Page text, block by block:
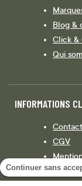
Continuer sans
Blog &
Click
Qui
INFORMATIONS
CGV